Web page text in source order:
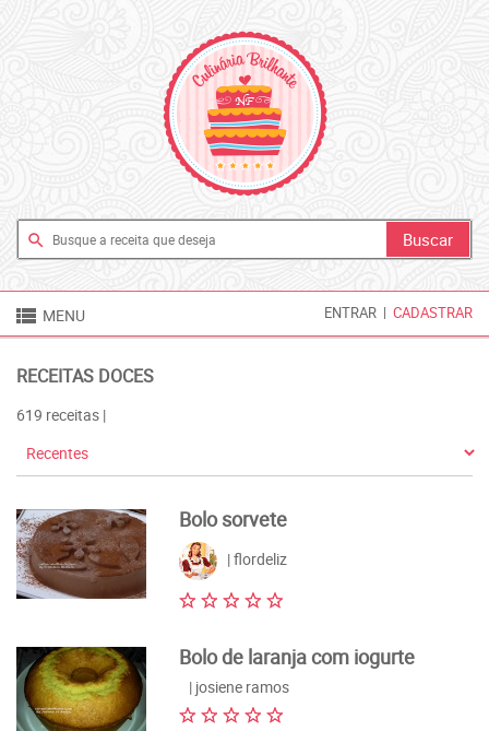
search
 MENU ENTRAR | CADASTRAR
RECEITAS DOCES
619 receitas |
Bolo sorvete
| flordeliz
Bolo de laranja com iogurte
| josiene ramos